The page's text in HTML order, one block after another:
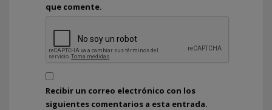
que comente.
Recibir un correo electrónico con los
siguientes comentarios a esta entrada.